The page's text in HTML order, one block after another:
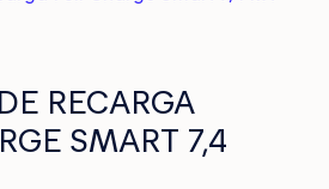
RECARGA
SMART 7,4